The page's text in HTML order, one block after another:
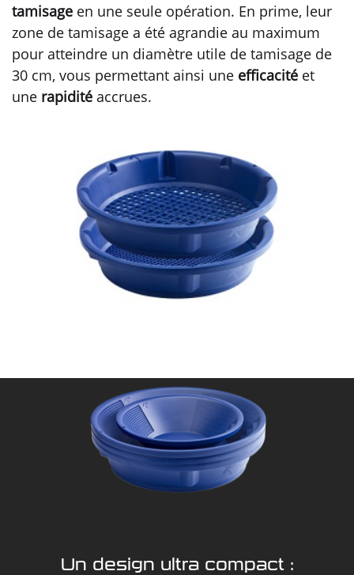
tamisage en une seule opération. En prime, leur
zone de tamisage a été agrandie au maximum
pour atteindre un diamètre utile de tamisage de
30 cm, vous permettant ainsi une efficacité et
une rapidité accrues.
Un design ultra compact :